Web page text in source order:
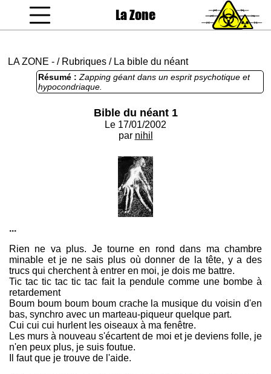
La Zone
LA ZONE - / Rubriques / La bible du néant
Résumé : Zapping géant dans un esprit psychotique et
hypocondriaque.
Bible du néant 1
Le 17/01/2002
par nihil
...
Rien ne va plus. Je tourne en rond dans ma chambre
minable et je ne sais plus où donner de la tête, y a des
trucs qui cherchent à entrer en moi, je dois me battre.
Tic tac tic tac tic tac fait la pendule comme une bombe à
retardement
Boum boum boum boum crache la musique du voisin d'en
bas, synchro avec un marteau-piqueur quelque part.
Cui cui cui hurlent les oiseaux à ma fenêtre.
Les murs à nouveau s'écartent de moi et je deviens folle, je
n'en peux plus, je suis foutue.
Il faut que je trouve de l'aide.